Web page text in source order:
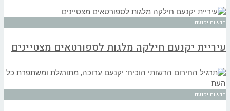
חדשות יקנעם
עיריית יקנעם חילקה מלגות לספורטאים מצטיינים
חדשות יקנעם